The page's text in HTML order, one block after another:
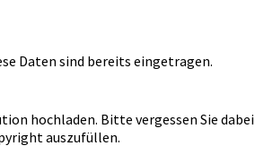
Daten sind bereits eingetragen.
hochladen. Bitte vergessen Sie dabei
auszufüllen.